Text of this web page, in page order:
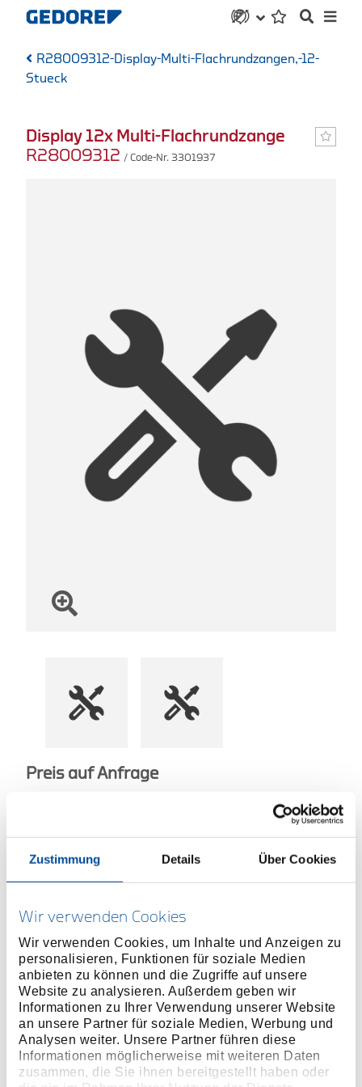
Zustimmung Details Über Cookies
Wir verwenden Cookies
Wir verwenden Cookies, um Inhalte und Anzeigen zu
personalisieren, Funktionen für soziale Medien
anbieten zu können und die Zugriffe auf unsere
Website zu analysieren. Außerdem geben wir
Informationen zu Ihrer Verwendung unserer Website
an unsere Partner für soziale Medien, Werbung und
Analysen weiter. Unsere Partner führen diese
Informationen möglicherweise mit weiteren Daten
zusammen, die Sie ihnen bereitgestellt haben oder
R28009312-Display-Multi-Flachrundzangen,-12-
Stueck
Display 12x Multi-Flachrundzange
R28009312 / Code-Nr. 3301937
Preis auf Anfrage
HÄNDLER FINDEN
Produktlinie
Produktbeschreibung
Flachrundzange mit zusätzlichen Funktionen zum
Schneiden, Crimpen und Abisolieren
Schneidbereich bis 2 mm Drahtdurchmesser –
geeignet für verschiedene Kabeltypen
Crimpfunktion für Querschnitte 0,5 – 1 mm² und 1,5